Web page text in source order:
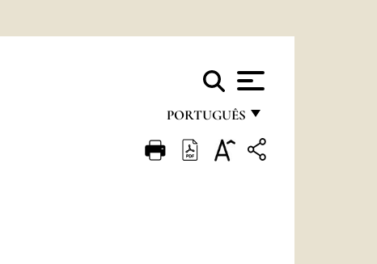
PORTUGUÊS
FRANÇAIS